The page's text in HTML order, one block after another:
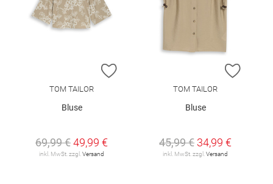
ZUR WUNSCHLISTE HINZUFÜGEN
TOM TAILOR
Bluse
69,99 €49,99 €
inkl. MwSt. zzgl.Versand
ZUR
TOM TAILOR
Bluse
45,99 € 34,99 €
inkl. MwSt. zzgl.Versand